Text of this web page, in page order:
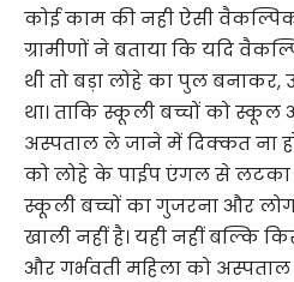
कोई काम की नही ऐसी
ग्रामीणों ने बताया कि यदि
थी तो बड़ा लोहे का पुल
था। ताकि स्कूली बच्चों को स्कूल
अस्पताल ले जाने में दिक्कत ना
को लोहे के पाईप एंगल से लटका
स्कूली बच्चों का गुजरना और
खाली नहीं है। यही नहीं बल्कि
और गर्भवती महिला को